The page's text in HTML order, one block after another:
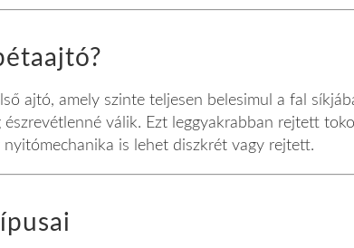
ajtó, amely szinte teljesen belesimul a fal
válik. Ezt leggyakrabban rejtett
is lehet diszkrét vagy rejtett.